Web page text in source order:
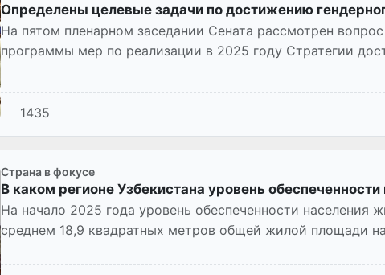
Определены целевые задачи по достижению
На пятом пленарном заседании Сената рассмотрен
программы мер по реализации в 2025 году Стратегии
1435
Страна в фокусе
В каком регионе Узбекистана уровень
На начало 2025 года уровень обеспеченности населения
среднем 18,9 квадратных метров общей жилой площади